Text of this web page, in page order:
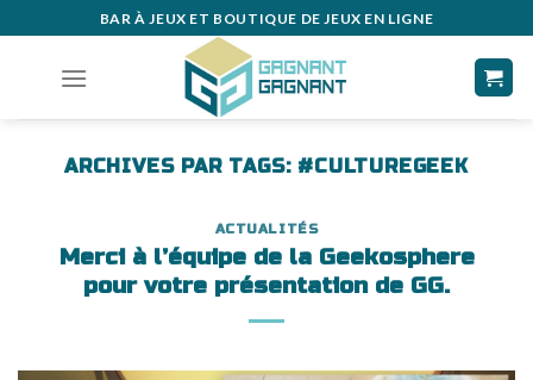
content
BAR À JEUX ET BOUTIQUE DE JEUX EN LIGNE
ARCHIVES PAR TAGS: #CULTUREGEEK
ACTUALITÉS
Merci à l’équipe de la Geekosphere
pour votre présentation de GG.